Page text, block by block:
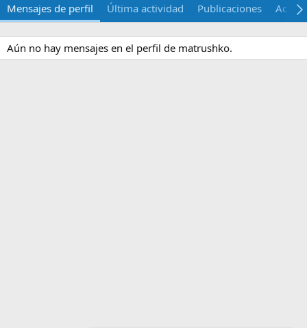
Mensajes de perfil Última actividad Publicaciones Acerca
Aún no hay mensajes en el perfil de matrushko.